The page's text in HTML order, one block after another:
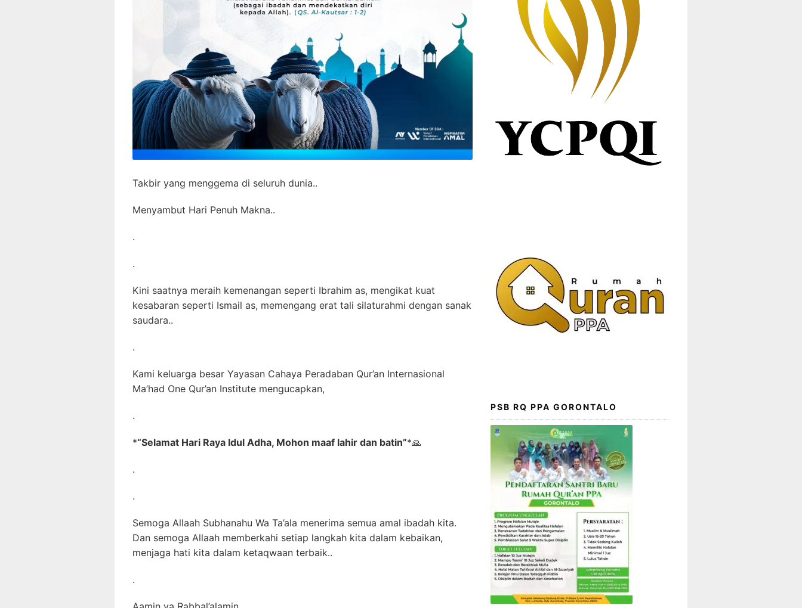
Takbir yang menggema di seluruh dunia..
Menyambut Hari Penuh Makna..
.
.
Kini saatnya meraih kemenangan seperti Ibrahim as, mengikat kuat
kesabaran seperti Ismail as, memengang erat tali silaturahmi dengan sanak
saudara..
.
Kami keluarga besar Yayasan Cahaya Peradaban Qur’an Internasional
Ma’had One Qur’an Institute mengucapkan,
.
*“Selamat Hari Raya Idul Adha, Mohon maaf lahir dan batin”*🙏
.
.
Semoga Allaah Subhanahu Wa Ta’ala menerima semua amal ibadah kita.
Dan semoga Allaah memberkahi setiap langkah kita dalam kebaikan,
menjaga hati kita dalam ketaqwaan terbaik..
.
PSB RQ PPA GORONTALO